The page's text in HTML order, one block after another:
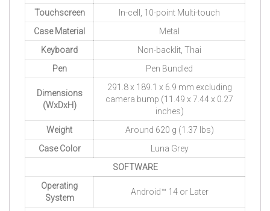
Touchscreen
In-cell, 10-point Multi-touch
Case Material
Metal
Keyboard
Non-backlit, Thai
Pen
Pen Bundled
Dimensions
(WxDxH)
291.8 x 189.1 x 6.9 mm excluding
camera bump (11.49 x 7.44 x 0.27
inches)
Weight
Around 620 g (1.37 lbs)
Case Color
Luna Grey
SOFTWARE
Operating
System
Android™ 14 or Later